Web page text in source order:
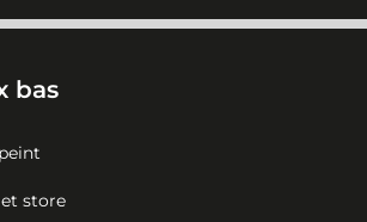
bas
store